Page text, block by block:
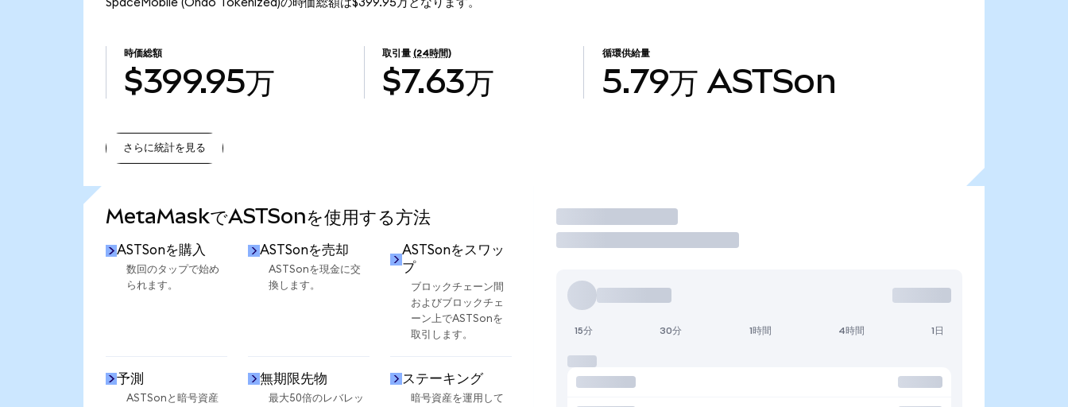
SpaceMobile (Ondo Tokenized)の時価総額は$399.95万となります。
時価総額
$399.95万
取引量 (24時間)
$7.63万
循環供給量
5.79万 ASTSon
さらに統計を見る
MetaMaskでASTSonを使用する方法
ASTSonを購入
数回のタップで始め
られます。
ASTSonを売却
ASTSonを現金に交
換します。
ASTSonをスワッ
プ
ブロックチェーン間
およびブロックチェ
ーン上でASTSonを
取引します。
予測
ASTSonと暗号資産
無期限先物
最大50倍のレバレッ
ステーキング
暗号資産を運用して
取引
15分 30分 1時間 4時間 1日